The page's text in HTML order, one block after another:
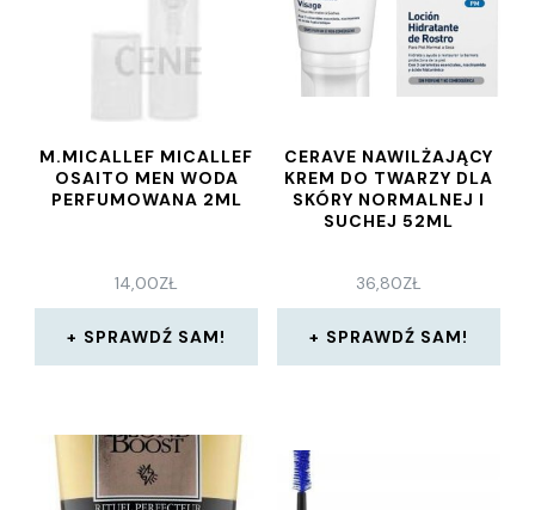
M.MICALLEF MICALLEF
OSAITO MEN WODA
PERFUMOWANA 2ML
14,00ZŁ
SPRAWDŹ SAM!
CERAVE NAWILŻAJĄCY
KREM DO TWARZY DLA
SKÓRY NORMALNEJ I
SUCHEJ 52ML
36,80ZŁ
SPRAWDŹ SAM!